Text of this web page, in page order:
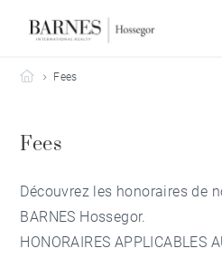
Barnes Hossegor
Fees
Fees
Découvrez les honoraires de
BARNES Hossegor.
HONORAIRES APPLICABLES